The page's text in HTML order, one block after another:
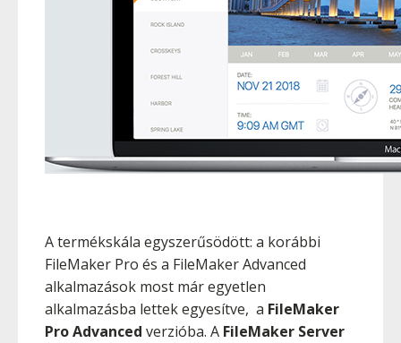
A termékskála egyszerűsödött: a korábbi
FileMaker Pro és a FileMaker Advanced
alkalmazások most már egyetlen
alkalmazásba lettek egyesítve, a FileMaker
Pro Advanced verzióba. A FileMaker Server